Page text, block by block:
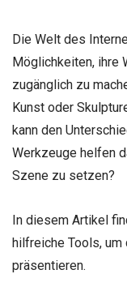
Die Welt des
Möglichkeiten, ihre
zugänglich zu
Kunst oder
kann den
Werkzeuge helfen
Szene zu setzen?
In diesem Artikel
hilfreiche Tools,
präsentieren.